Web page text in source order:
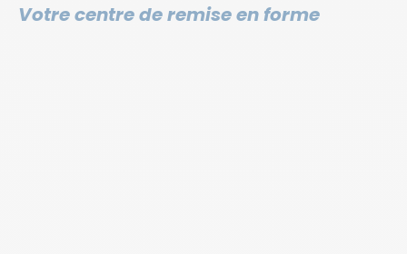
Votre centre de remise en forme